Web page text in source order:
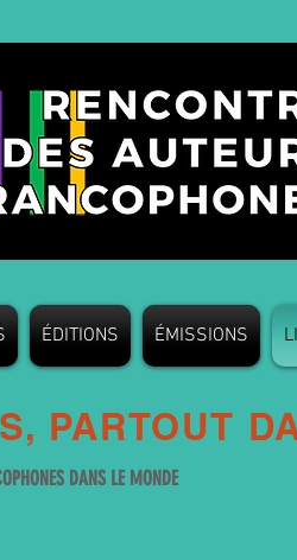
ÉDITIONS ÉMISSIONS
PARTOUT
DANS LE MONDE